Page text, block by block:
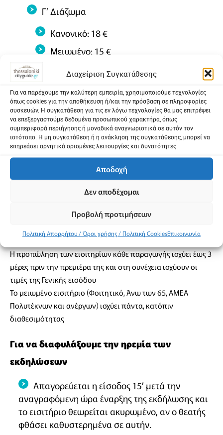
Διαχείριση Συγκατάθεσης
Για να παρέχουμε την καλύτερη εμπειρία, χρησιμοποιούμε τεχνολογίες
όπως cookies για την αποθήκευση ή/και την πρόσβαση σε πληροφορίες
συσκευών. Η συγκατάθεση για τις εν λόγω τεχνολογίες θα μας επιτρέψει
να επεξεργαστούμε δεδομένα προσωπικού χαρακτήρα, όπως
συμπεριφορά περιήγησης ή μοναδικά αναγνωριστικά σε αυτόν τον
ιστότοπο. Η μη συγκατάθεση ή η ανάκληση της συγκατάθεσης, μπορεί να
επηρεάσει αρνητικά ορισμένες λειτουργίες και δυνατότητες.
Αποδοχή
Δεν αποδέχομαι
Προβολή προτιμήσεων
Πολιτική Απορρήτου / Όροι χρήσης / Πολιτική CookiesΕπικοινωνία
Γ’ Διάζωμα
Κανονικό: 18 €
Μειωμένο: 15 €
Γενική είσοδος
A’ Διάζωμα: 25 €
Β’ Διάζωμα: 22 €
Γ’ Διάζωμα
Κανονικό: 22 €
Μειωμένο: 16 €
Η προπώληση των εισιτηρίων κάθε παραγωγής ισχύει έως 3
μέρες πριν την πρεμιέρα της και στη συνέχεια ισχύουν οι
τιμές της Γενικής εισόδου
Το μειωμένο εισιτήριο (Φοιτητικό, Άνω των 65, ΑΜΕΑ
Πολυτέκνων και ανέργων) ισχύει πάντα, κατόπιν
διαθεσιμότητας
Για να διαφυλάξουμε την ηρεμία των
εκδηλώσεων
Απαγορεύεται η είσοδος 15′ μετά την
αναγραφόμενη ώρα έναρξης της εκδήλωσης και
το εισιτήριο θεωρείται ακυρωμένο, αν ο θεατής
φθάσει καθυστερημένα σε αυτήν.